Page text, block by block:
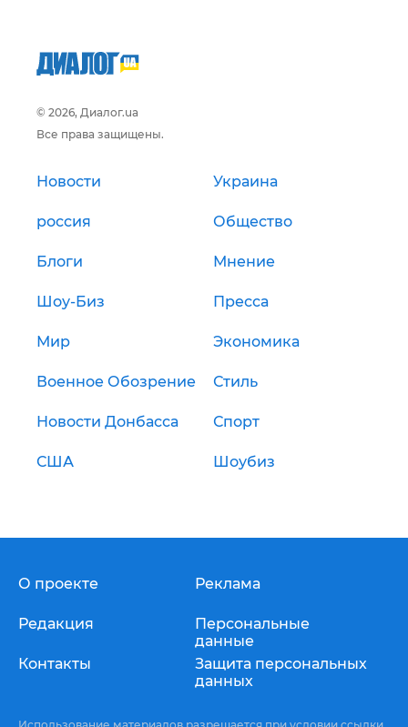
© 2026, Диалог.ua
Все права защищены.
Новости Украина
россия Общество
Блоги Мнение
Шоу-Биз Пресса
Мир Экономика
Военное Обозрение Стиль
Новости Донбасса Спорт
США Шоубиз
О проекте
Редакция
Контакты
Реклама
Персональные
данные
Защита персональных
данных